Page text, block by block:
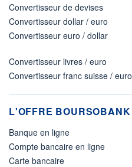
Convertisseur de devises
Convertisseur dollar / euro
Convertisseur euro / dollar
Convertisseur livres / euro
Convertisseur franc suisse / euro
L'OFFRE BOURSOBANK
Banque en ligne
Compte bancaire en ligne
Carte bancaire